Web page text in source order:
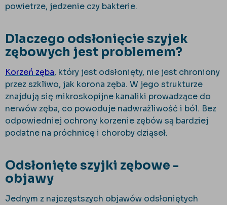
powietrze, jedzenie czy bakterie.
Dlaczego odsłonięcie szyjek
zębowych jest problemem?
Korzeń zęba, który jest odsłonięty, nie jest chroniony
przez szkliwo, jak korona zęba. W jego strukturze
znajdują się mikroskopijne kanaliki prowadzące do
nerwów zęba, co powoduje nadwrażliwość i ból. Bez
odpowiedniej ochrony korzenie zębów są bardziej
podatne na próchnicę i choroby dziąseł.
Odsłonięte szyjki zębowe -
objawy
Jednym z najczęstszych objawów odsłoniętych